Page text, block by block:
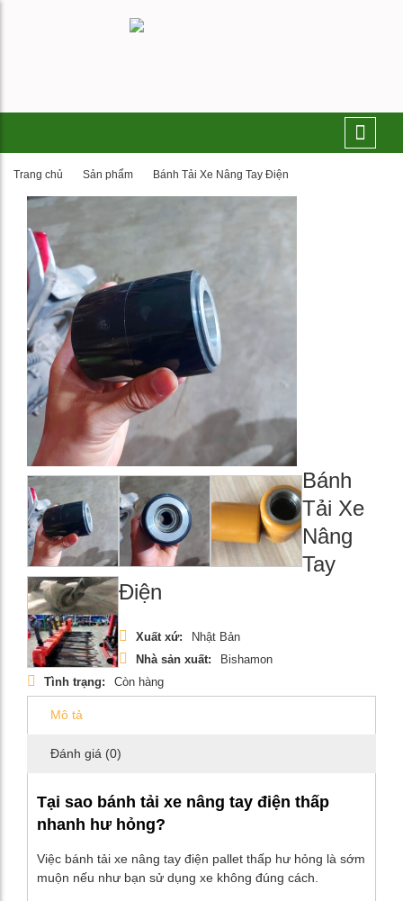
Trang chủ Sản phẩm Bánh Tải Xe Nâng Tay Điện
Bánh
Tải Xe
Nâng
Tay
Điện
Xuất xứ:
Nhật Bản
Nhà sản xuất:
Bishamon
Tình trạng:
Còn hàng
Mô tả
Đánh giá (0)
Tại sao bánh tải xe nâng tay điện thấp
nhanh hư hỏng?
Việc bánh tải xe nâng tay điện pallet thấp hư hỏng là sớm
muộn nếu như bạn sử dụng xe không đúng cách.